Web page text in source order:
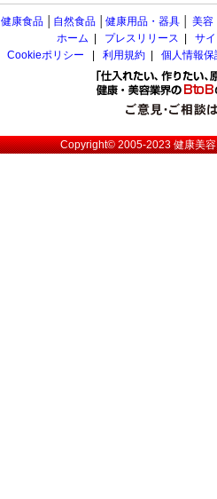
健康食品 自然食品 健康用品・器具 美容
ホーム
プレスリリース
サ
Cookieポリシー
利用規約 個人情報
Copyright© 2005-2023健康美